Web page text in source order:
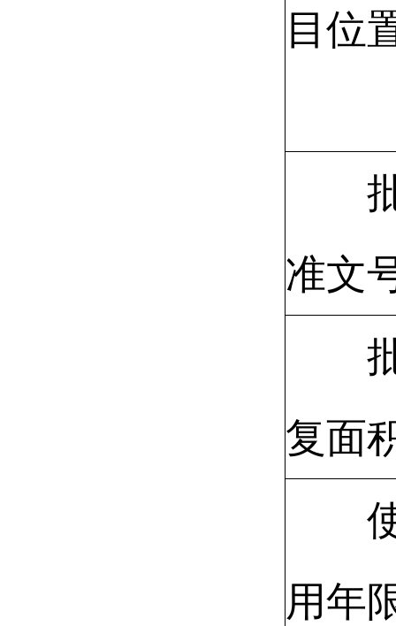
目位
准文
复面
用年